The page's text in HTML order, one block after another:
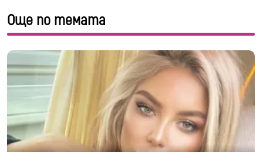
Още по темата